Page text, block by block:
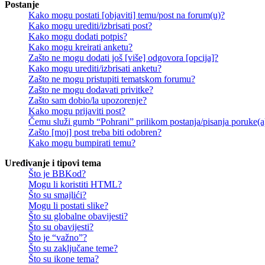
Postanje
Kako mogu postati [objaviti] temu/post na forum(u)?
Kako mogu urediti/izbrisati post?
Kako mogu dodati potpis?
Kako mogu kreirati anketu?
Zašto ne mogu dodati još [više] odgovora [opcija]?
Kako mogu urediti/izbrisati anketu?
Zašto ne mogu pristupiti tematskom forumu?
Zašto ne mogu dodavati privitke?
Zašto sam dobio/la upozorenje?
Kako mogu prijaviti post?
Čemu služi gumb “Pohrani” prilikom postanja/pisanja
Zašto [moj] post treba biti odobren?
Kako mogu bumpirati temu?
Uređivanje i tipovi tema
Što je BBKod?
Mogu li koristiti HTML?
Što su smajlići?
Mogu li postati slike?
Što su globalne obavijesti?
Što su obavijesti?
Što je “važno”?
Što su zaključane teme?
Što su ikone tema?